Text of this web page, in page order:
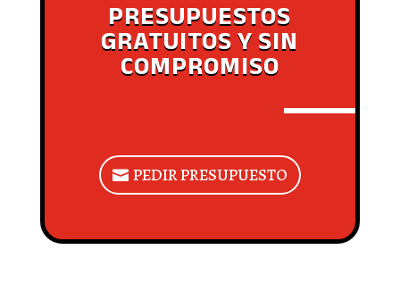
PRESUPUESTOS
GRATUITOS Y SIN
COMPROMISO
PEDIR PRESUPUESTO